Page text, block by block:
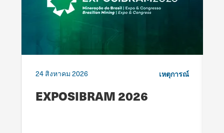
24 สิงหาคม 2026 เหตุการณ์
EXPOSIBRAM 2026